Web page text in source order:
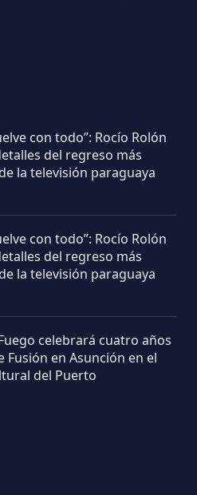
con todo”: Rocío Rolón
del regreso más
con todo”: Rocío Rolón
del regreso más
la televisión paraguaya
celebrará cuatro años
Fusión en Asunción en el
del Puerto